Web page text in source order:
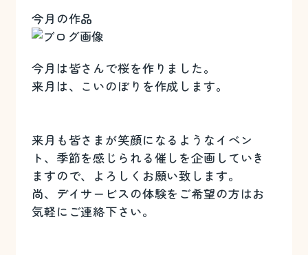
今月の作品
今月は皆さんで桜を作りました。
来月は、こいのぼりを作成します。
来月も皆さまが笑顔になるようなイベン
ト、季節を感じられる催しを企画していき
ますので、よろしくお願い致します。
尚、デイサービスの体験をご希望の方はお
気軽にご連絡下さい。